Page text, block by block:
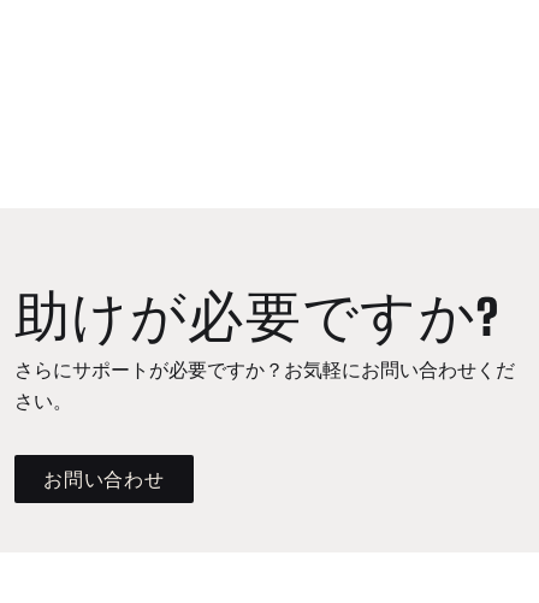
助けが必要ですか?
さらにサポートが必要ですか？お気軽にお問い合わせくだ
さい。
お問い合わせ